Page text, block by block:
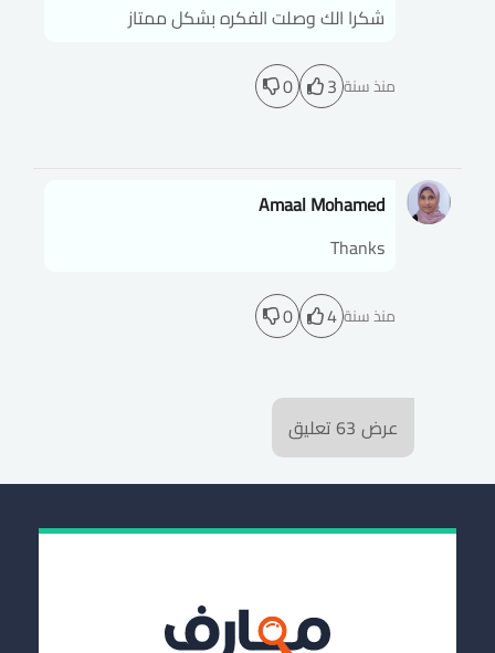
شكرا الك وصلت الفكره بشكل ممتاز
منذ سنة 3
0
Amaal Mohamed
Thanks
منذ سنة 4
0
عرض 63تعليق